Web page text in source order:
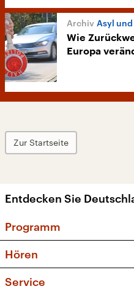
Asyl
Wie
Europa
Zur Startseite
Entdecken Sie
Programm
Sendungen und
Hören
Service